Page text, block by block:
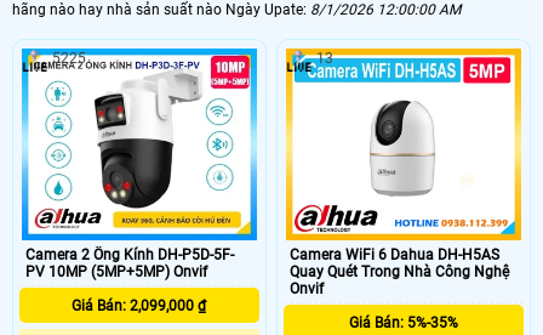
hãng nào hay nhà sản suất nào Ngày Upate: 8/1/2026 12:00:00 AM
Camera 2 Ống Kính DH-P5D-5F-
PV 10MP (5MP+5MP) Onvif
Giá Bán: 2,099,000 ₫
5225
Camera WiFi 6 Dahua DH-H5AS
Quay Quét Trong Nhà Công Nghệ
Onvif
Giá Bán: 5%-35%
13